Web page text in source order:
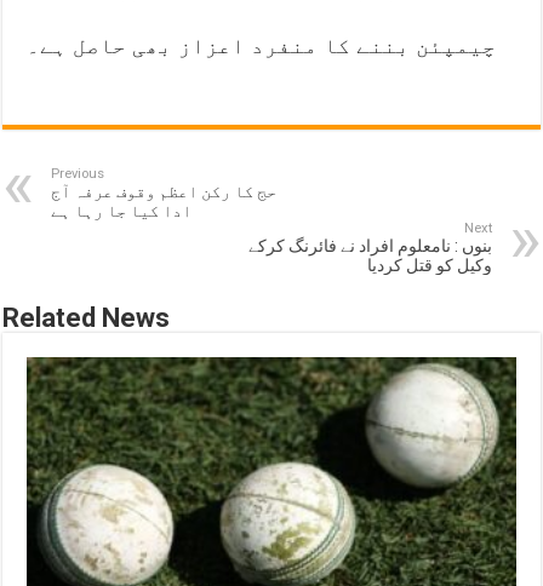
چیمپئن بننے کا منفرد اعزاز بھی حاصل ہے۔
Previous
حج کا رکن اعظم وقوف عرفہ آج
ادا کیا جا رہا ہے
Next
بنوں : نامعلوم افراد نے فائرنگ کرکے
وکیل کو قتل کردیا
Related News